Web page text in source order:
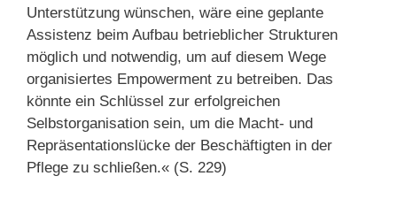
Unterstützung wünschen, wäre eine geplante
Assistenz beim Aufbau betrieblicher Strukturen
möglich und notwendig, um auf diesem Wege
organisiertes Empowerment zu betreiben. Das
könnte ein Schlüssel zur erfolgreichen
Selbstorganisation sein, um die Macht- und
Repräsentationslücke der Beschäftigten in der
Pflege zu schließen.« (S. 229)